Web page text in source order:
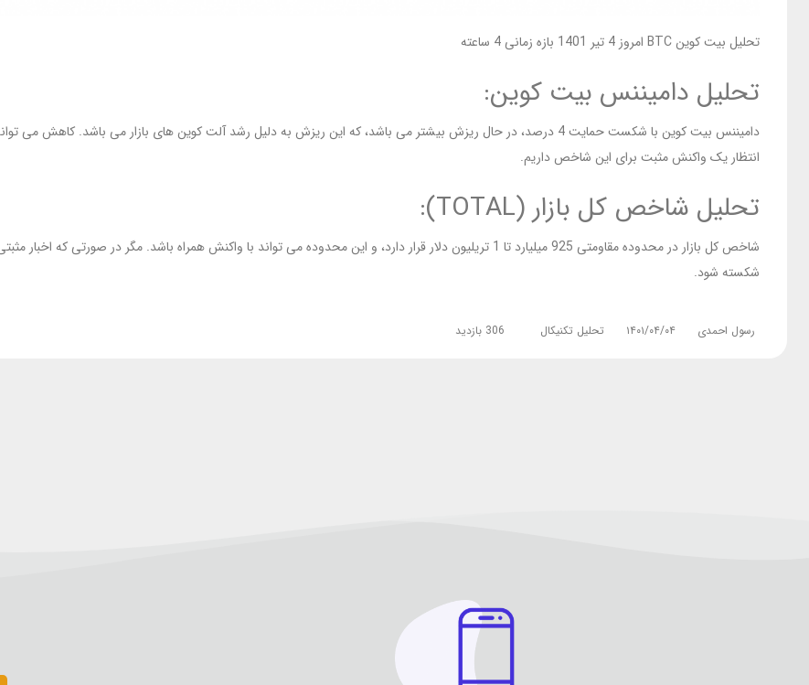
تحلیل بیت کوین BTC امروز 4 تیر 1401 بازه زمانی 4 ساعته
تحلیل دامیننس بیت کوین:
انتظار یک واکنش مثبت برای این شاخص داریم.
تحلیل شاخص کل بازار (TOTAL):
شاخص کل بازار در محدوده مقاومتی 925 میلیارد تا 1 تریلیون دلار قرار دارد، و این محدوده می تواند با واکنش همراه باشد.
شکسته شود.
رسول احمدی ۱۴۰۱/۰۴/۰۴ تحلیل تکنیکال 306 بازدید